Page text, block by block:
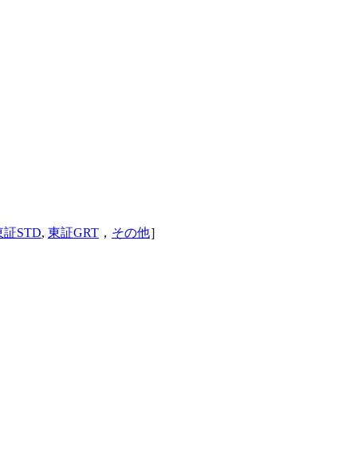
証STD, 東証GRT ， その他］